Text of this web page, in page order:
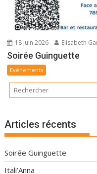
18 juin 2026 Elisabeth
Soirée Guinguette
Evènements
Articles récents
Soirée Guinguette
Itali’Anna